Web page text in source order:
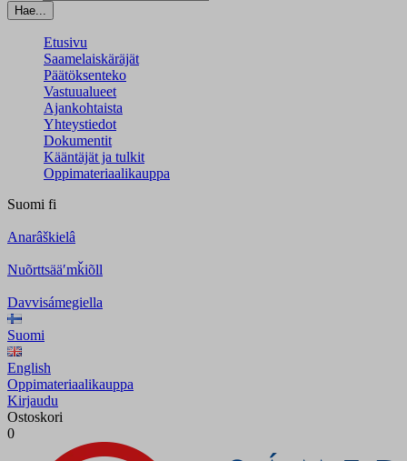
Hae...
Etusivu
Saamelaiskäräjät
Päätöksenteko
Vastuualueet
Ajankohtaista
Yhteystiedot
Dokumentit
Kääntäjät ja tulkit
Oppimateriaalikauppa
Suomi fi
Anarâškielâ
Nuõrttsääʹmǩiõll
Davvisámegiella
Suomi
English
Oppimateriaalikauppa
Kirjaudu
Ostoskori
0